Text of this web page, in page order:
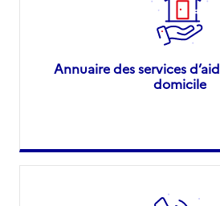
Annuaire des services
domicile